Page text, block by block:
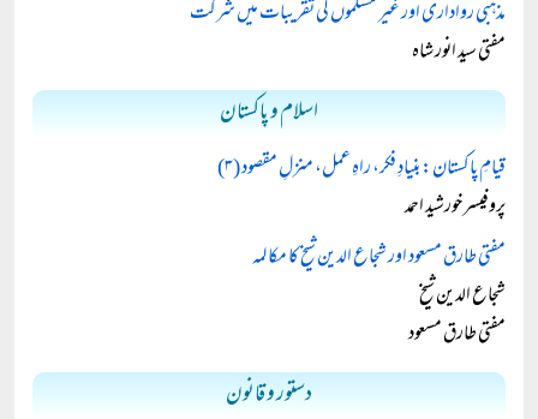
مذہبی رواداری اور غیر مسلموں کی تقریبات میں شرکت
مفتی سید انور شاہ
اسلام و پاکستان
قیامِ پاکستان: بنیادِ فکر، راہِ عمل، منزلِ مقصود (۳)
پروفیسر خورشید احمد
مفتی طارق مسعود اور شجاع الدین شیخ کا مکالمہ
شجاع الدین شیخ
مفتی طارق مسعود
دستور و قانون